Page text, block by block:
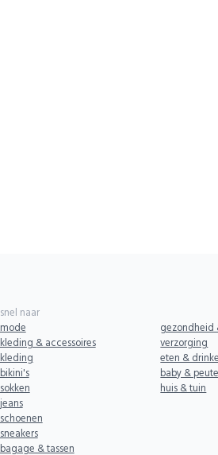
snel naar
mode
kleding & accessoires
kleding
bikini's
sokken
jeans
schoenen
sneakers
bagage & tassen
gezondheid
verzorging
eten &
baby &
huis & tuin